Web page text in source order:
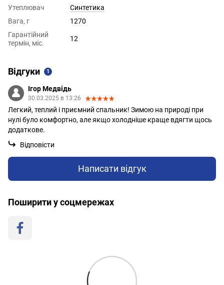
Утеплювач
Синтетика
Вага, г
1270
Гарантійний
термін, міс.
12
Відгуки 1
Ігор Медвідь
30.03.2025 в 13:26
Легкий, теплий і приємний спальник! Зимою на природі при
нулі було комфортно, але якщо холодніше краще вдягти щось
додаткове.
Відповісти
Написати відгук
Поширити у соцмережах